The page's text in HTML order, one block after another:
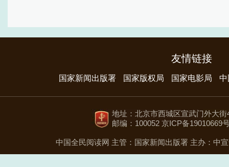
友情链接
国家新闻出版署 国家版权局 国家电影局 中
地址：北京市西城区宣武门外大街
邮编：100052 京ICP备19010669
中国全民阅读网 主管：国家新闻出版署 主办：中